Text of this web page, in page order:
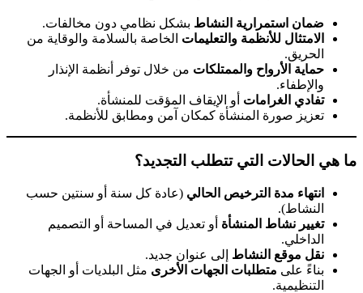
ضمان استمرارية النشاط بشكل نظامي دون مخالفات.
الامتثال للأنظمة والتعليمات الخاصة بالسلامة والوقاية من
الحريق.
حماية الأرواح والممتلكات من خلال توفر أنظمة الإنذار
والإطفاء.
تفادي الغرامات أو الإيقاف المؤقت للمنشأة.
تعزيز صورة المنشأة كمكان آمن ومطابق للأنظمة.
ما هي الحالات التي تتطلب التجديد؟
انتهاء مدة الترخيص الحالي (عادة كل سنة أو سنتين حسب
النشاط).
تغيير نشاط المنشأة أو تعديل في المساحة أو التصميم
الداخلي.
نقل موقع النشاط إلى عنوان جديد.
بناءً على متطلبات الجهات الأخرى مثل البلديات أو الجهات
التنظيمية.